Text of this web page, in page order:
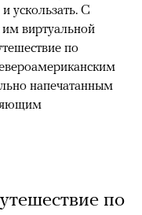
ускользать. С
виртуальной
по
напечатанным
по